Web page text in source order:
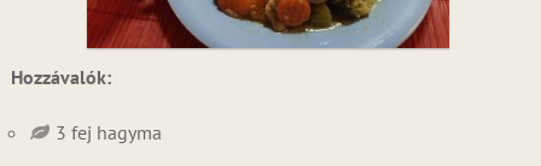
Hozzávalók:
3 fej hagyma